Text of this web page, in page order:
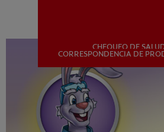
CHEQUEO DE
CORRESPONDENCIA DE